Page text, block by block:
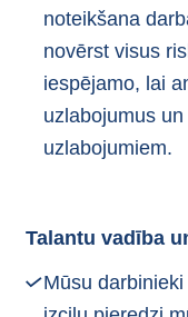
noteikšana
novērst visus
iespējamo, lai
uzlabojumus
uzlabojumiem.
Talantu vadība
Mūsu